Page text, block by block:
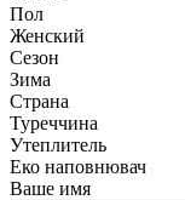
Пол
Женский
Сезон
Зима
Страна
Туреччина
Утеплитель
Еко наповнювач
Ваше имя